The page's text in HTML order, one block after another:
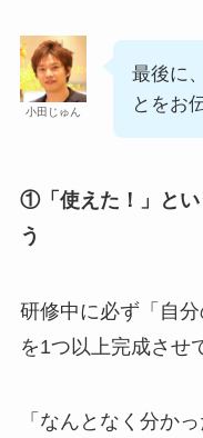
小田じゅん
最後に
とをお
①「使えた！」とい
う
研修中に必ず「自分
を1つ以上完成させ
「なんとなく分か